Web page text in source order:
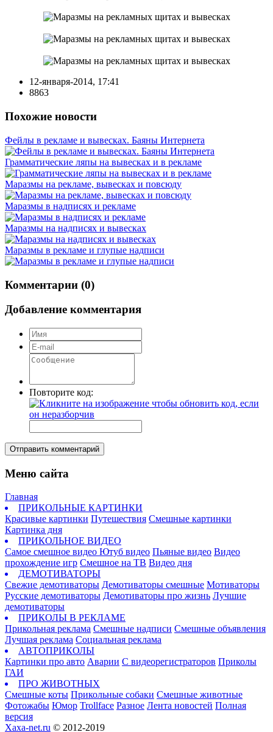
12-января-2014, 17:41
8863
Похожие новости
Фейлы в рекламе и вывесках. Баяны Интернета
Грамматические ляпы на вывесках и в рекламе
Маразмы на рекламе, вывесках и повсюду
Маразмы в надписях и рекламе
Маразмы на надписях и вывесках
Маразмы в рекламе и глупые надписи
Комментарии (0)
Добавление комментария
Повторите код:
Отправить комментарий
Меню сайта
Главная
ПРИКОЛЬНЫЕ КАРТИНКИ
Красивые картинки Путешествия Смешные картинки
Картинка дня
ПРИКОЛЬНОЕ ВИДЕО
Самое смешное видео Ютуб видео Пьяные видео Видео
прохождение игр Смешное на ТВ Видео дня
ДЕМОТИВАТОРЫ
Свежие демотиваторы Демотиваторы смешные Мотиваторы
Русские демотиваторы Демотиваторы про жизнь Лучшие
демотиваторы
ПРИКОЛЫ В РЕКЛАМЕ
Прикольная реклама Смешные надписи Смешные объявления
Лучшая реклама Социальная реклама
АВТОПРИКОЛЫ
Картинки про авто Аварии С видеорегистраторов Приколы
ГАИ
ПРО ЖИВОТНЫХ
Смешные коты Прикольные собаки Смешные животные
Фотожабы Юмор Trollface Разное Лента новостей Полная
версия
Xaxa-net.ru © 2012-2019